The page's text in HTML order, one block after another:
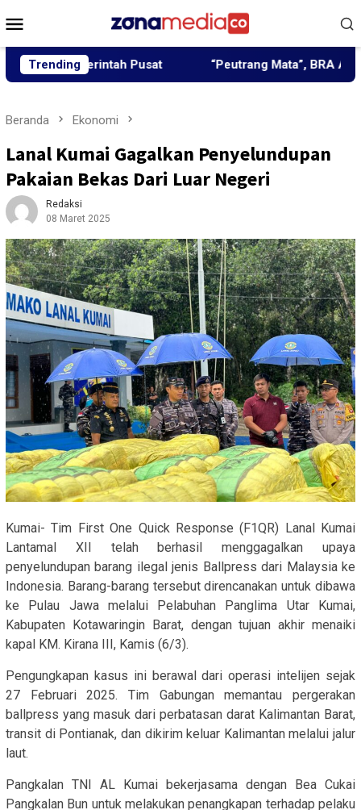
ke
Mobile
TrendingPusat “Peutrang Mata”, BRA Aceh Utara
Beranda Ekonomi
Lanal Kumai Gagalkan Penyelundupan
Pakaian Bekas Dari Luar Negeri
Redaksi
08 Maret 2025
Kumai- Tim First One Quick Response (F1QR) Lanal Kumai
Lantamal XII telah berhasil menggagalkan upaya
penyelundupan barang ilegal jenis Ballpress dari Malaysia ke
Indonesia. Barang-barang tersebut direncanakan untuk dibawa
ke Pulau Jawa melalui Pelabuhan Panglima Utar Kumai,
Kabupaten Kotawaringin Barat, dengan tujuan akhir menaiki
kapal KM. Kirana III, Kamis (6/3).
Pengungkapan kasus ini berawal dari operasi intelijen sejak
27 Februari 2025. Tim Gabungan memantau pergerakan
ballpress yang masuk dari perbatasan darat Kalimantan Barat,
transit di Pontianak, dan dikirim keluar Kalimantan melalui jalur
laut.
Pangkalan TNI AL Kumai bekerjasama dengan Bea Cukai
Pangkalan Bun untuk melakukan penangkapan terhadap pelaku